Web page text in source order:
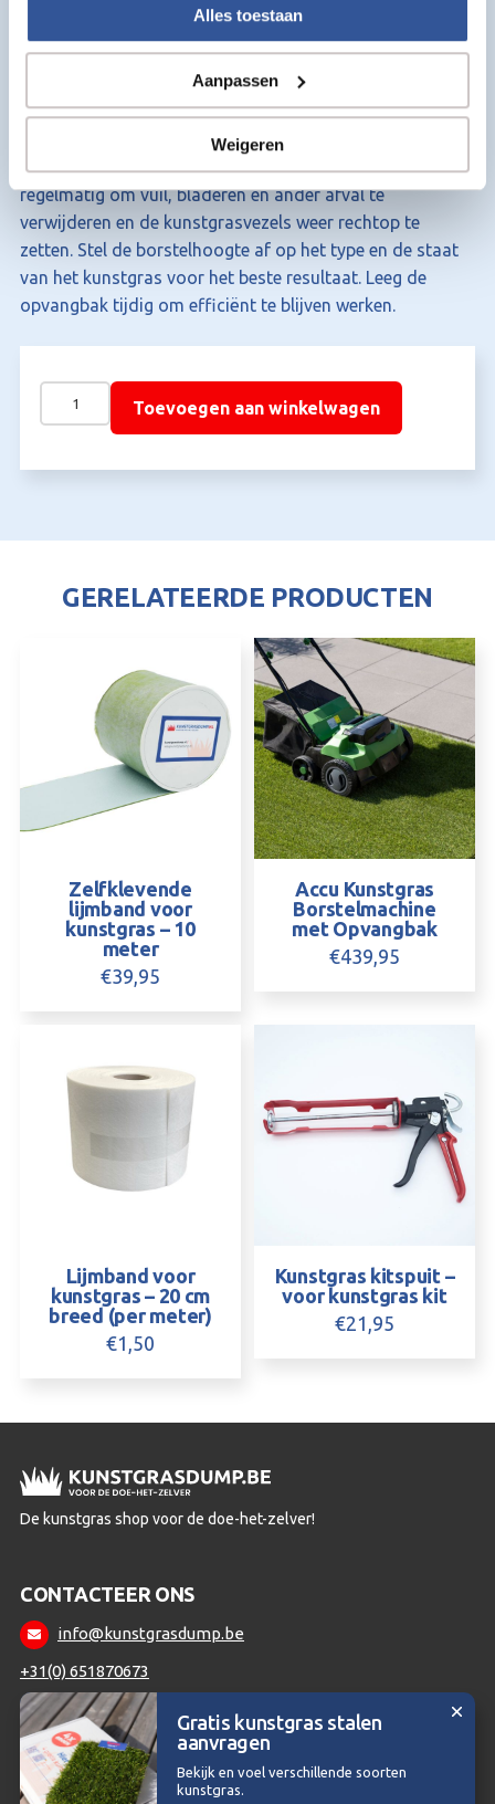
Alles toestaan
Aanpassen
Weigeren
45 liter
Toepassing:Vegen, reinigen en borstelen van
Advies & Gebruik
Gebruik de kunstgras borstelmachine met opvangbak
regelmatig om vuil, bladeren en ander afval te
verwijderen en de kunstgrasvezels weer rechtop te
zetten. Stel de borstelhoogte af op het type en de staat
van het kunstgras voor het beste resultaat. Leeg de
opvangbak tijdig om efficiënt te blijven werken.
Kunstgras
Borstelmachine
Opvangbak
Toevoegen aan winkelwagen
GERELATEERDE PRODUCTEN
Zelfklevende
lijmband voor
kunstgras – 10
meter
€39,95
Accu Kunstgras
Borstelmachine
met Opvangbak
€439,95
Lijmband voor
kunstgras – 20 cm
breed (per meter)
€1,50
Kunstgras kitspuit –
voor kunstgras kit
€21,95
De kunstgras shop voor de doe-het-zelver!
CONTACTEER ONS
info@kunstgrasdump.be
+31(0) 651870673
Copyright © 2026 | Kunstgrasdump.be - Voor de doe-het-zelver
Gratis kunstgras stalen
aanvragen
Bekijk en voel verschillende soorten
kunstgras.